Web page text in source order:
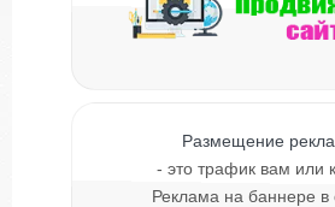
Размещение
- это трафик вам или
Реклама на баннере в